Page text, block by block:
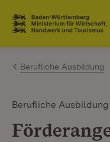
Zum Inhalt
Link zur Startseite
Berufliche Ausbildung
Berufliche Ausbildung